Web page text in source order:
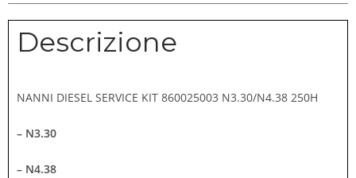
Descrizione
NANNI DIESEL SERVICE KIT 860025003 N3.30/N4.38 250H
– N3.30
– N4.38